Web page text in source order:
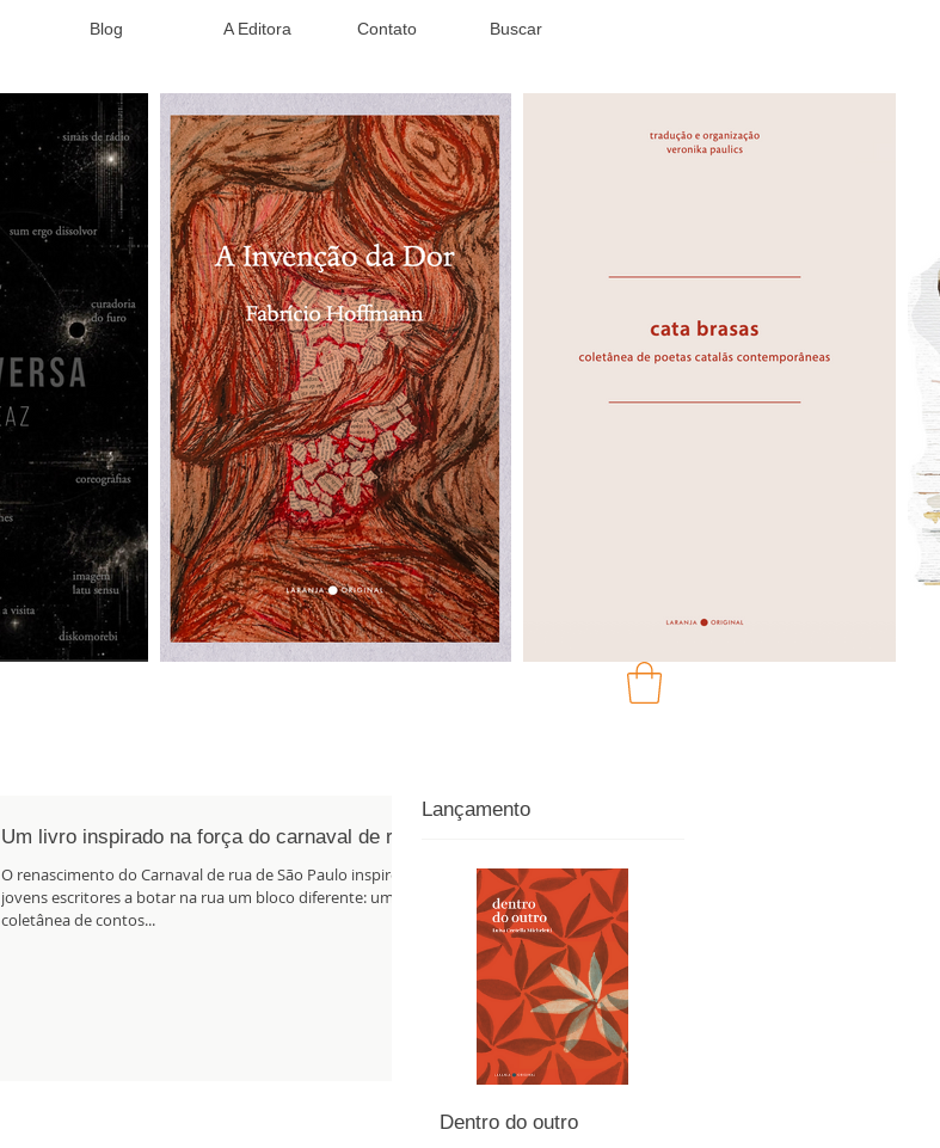
Blog A Editora Contato Buscar
Um livro inspirado na força do carnaval de rua
O renascimento do Carnaval de rua de São Paulo inspirou
jovens escritores a botar na rua um bloco diferente: uma
coletânea de contos...
Lançamento
Dentro do outro